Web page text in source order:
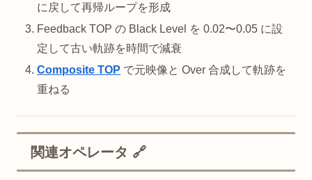
に戻して再帰ループを形成
Feedback TOP の Black Level を 0.02〜0.05 に設
定して古い軌跡を時間で減衰
Composite TOP で元映像と Over 合成して軌跡を
重ねる
関連オペレータ 🔗